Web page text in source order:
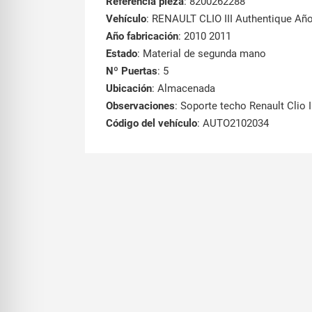
Vehículo: RENAULT CLIO III Authentique
Año fabricación: 2010 2011
Estado: Material de segunda mano
Nº Puertas: 5
Ubicación: Almacenada
Observaciones: Soporte techo Renault Clio
Código del vehículo: AUTO2102034